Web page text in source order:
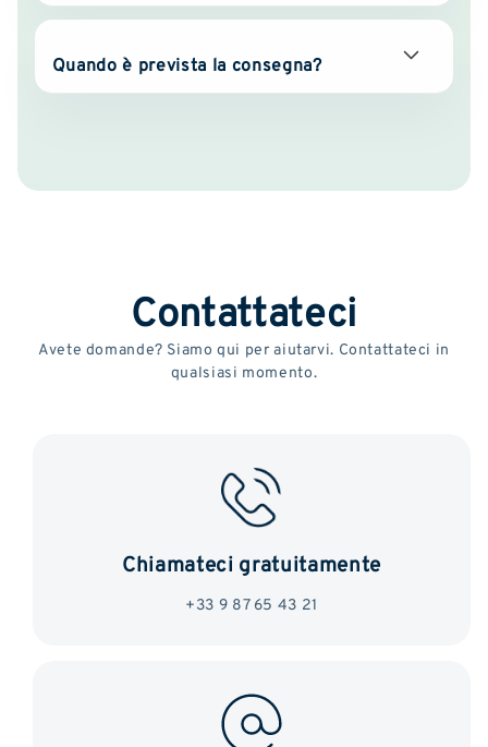
Quando è prevista la consegna?
Contattateci
Avete domande? Siamo qui per aiutarvi. Contattateci in
qualsiasi momento.
Chiamateci gratuitamente
+33 9 87 65 43 21